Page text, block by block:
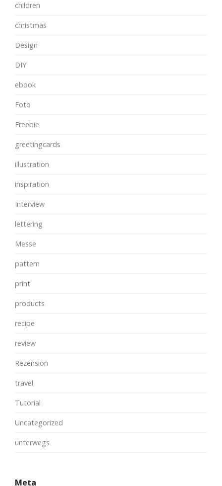
children
christmas
Design
DIY
ebook
Foto
Freebie
greetingcards
illustration
inspiration
Interview
lettering
Messe
pattern
print
products
recipe
review
Rezension
travel
Tutorial
Uncategorized
unterwegs
Meta